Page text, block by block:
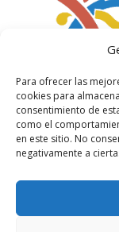
Para ofrecer las
cookies para
consentimiento de
como el
en este sitio. No
negativamente a
Política de